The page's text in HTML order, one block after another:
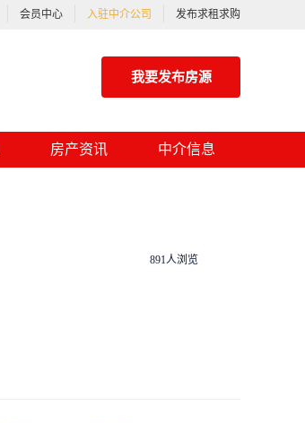
会员中心 入驻中介公司 发布求租求购
我要发布房源
房产资讯 中介信息
891人浏览